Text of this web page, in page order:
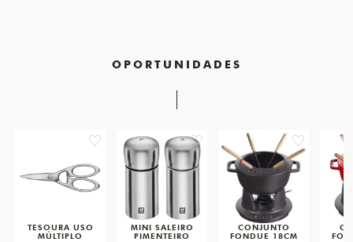
OPORTUNIDADES
favorite
TESOURA USO
MÚLTIPLO
favorite
MINI SALEIRO
PIMENTEIRO
favorite
CONJUNTO
FONDUE 18CM